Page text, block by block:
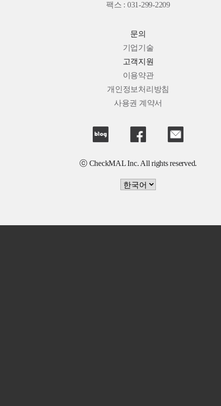
팩스 : 031-299-2209
문의
기업기술
고객지원
이용약관
개인정보처리방침
사용권 계약서
ⓒ CheckMAL Inc. All rights reserved.